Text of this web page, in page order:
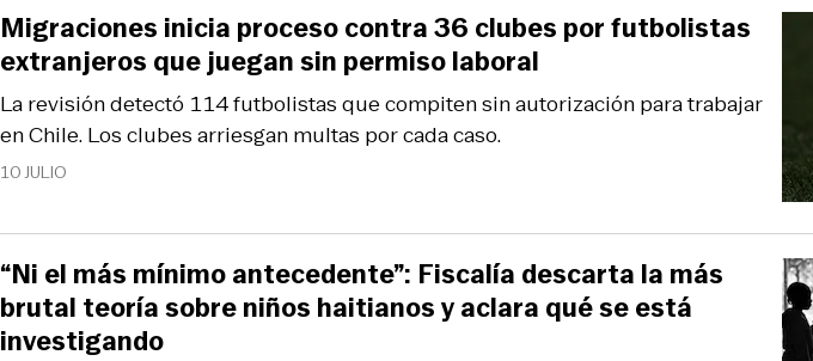
10 JULIO
La revisión detectó 114 futbolistas que compiten sin autorización para trabajar
en Chile. Los clubes arriesgan multas por cada caso.
Migraciones inicia proceso contra 36 clubes por futbolistas
extranjeros que juegan sin permiso laboral
“Ni el más mínimo antecedente”: Fiscalía descarta la más
brutal teoría sobre niños haitianos y aclara qué se está
investigando